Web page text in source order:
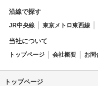
沿線で探す
JR中央線 東京メトロ東西線
当社について
トップページ 会社概要 お問
トップページ